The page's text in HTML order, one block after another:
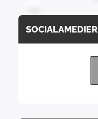
SOCIALAMEDIER